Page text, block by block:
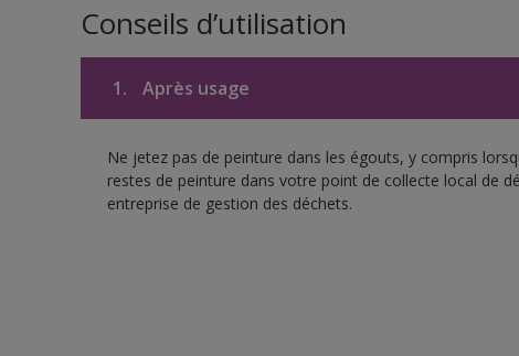
Conseils d’utilisation
1. Après usage
Ne jetez pas de peinture dans les égouts, y compris
restes de peinture dans votre point de collecte local de
entreprise de gestion des déchets.